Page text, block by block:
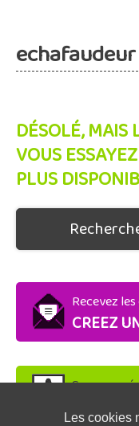
Les cookies
DÉSOLÉ, MAIS
VOUS
PLUS
Recevez
CREEZ
Soyez